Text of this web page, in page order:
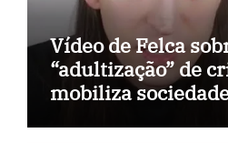
Vídeo de Felca
“adultização” de
mobiliza